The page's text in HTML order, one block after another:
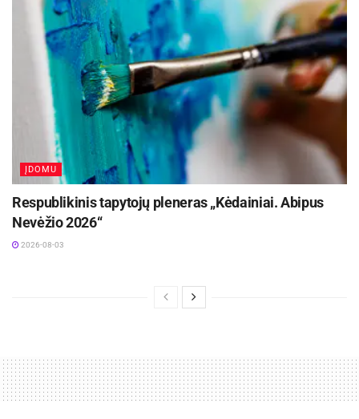
ĮDOMU
Respublikinis tapytojų pleneras „Kėdainiai. Abipus
Nevėžio 2026“
2026-08-03